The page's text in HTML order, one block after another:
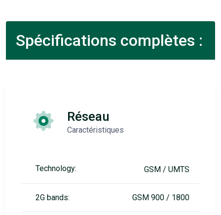
Spécifications complètes :
Réseau
Caractéristiques
Technology: GSM / UMTS
2G bands: GSM 900 / 1800